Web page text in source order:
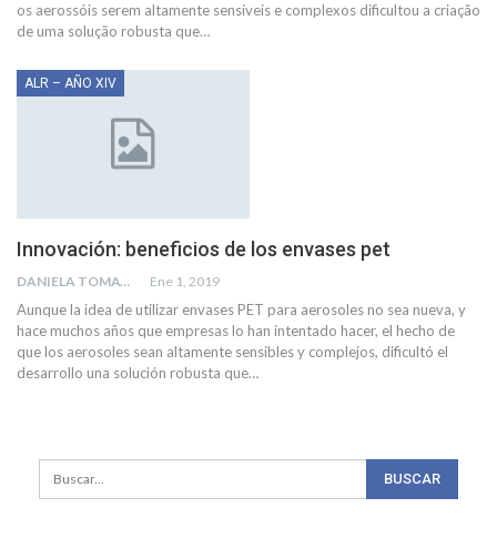
os aerossóis serem altamente sensíveis e complexos dificultou a criação
de uma solução robusta que…
ALR – AÑO XIV
Innovación: beneficios de los envases pet
DANIELA TOMATTI Ene 1, 2019
Aunque la idea de utilizar envases PET para aerosoles no sea nueva, y
hace muchos años que empresas lo han intentado hacer, el hecho de
que los aerosoles sean altamente sensibles y complejos, dificultó el
desarrollo una solución robusta que…